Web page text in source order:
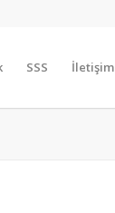
SSS İletişim